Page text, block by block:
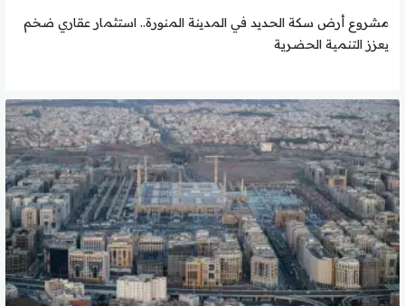
مشروع أرض سكة الحديد في المدينة المنورة.. استثمار عقاري ضخم
يعزز التنمية الحضرية